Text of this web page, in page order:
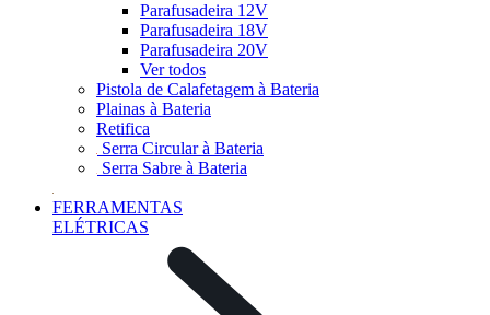
Parafusadeira 12V
Parafusadeira 18V
Parafusadeira 20V
Ver todos
Pistola de Calafetagem à Bateria
Plainas à Bateria
Retifica
Serra Circular à Bateria
Serra Sabre à Bateria
FERRAMENTAS
ELÉTRICAS